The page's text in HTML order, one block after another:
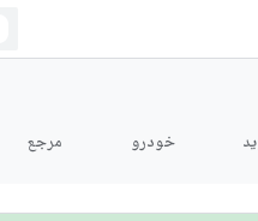
خودرو مرجع